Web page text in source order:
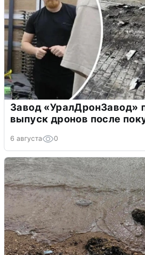
Завод «УралДронЗавод»
выпуск дронов после
6 августа 0